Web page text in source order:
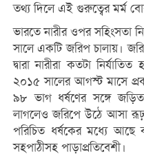
তথ্য দিলে এই গুরুত্বের মর্ম
ভারতে নারীর ওপর সহিংসতা
সালে একটি জরিপ চালায়।
দ্বারা নারীরা কতটা
২০১৫ সালের আগস্ট মাসে
৯৮ ভাগ ধর্ষণের সঙ্গে
লাগলেও জরিপে উঠে আসা
পরিচিত ধর্ষকের মধ্যে আছে
সহপাঠীসহ পাড়াপ্রতিবেশী।